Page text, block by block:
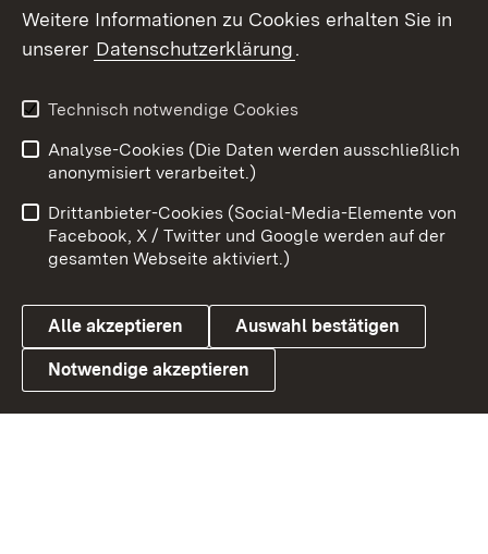
X / Twitter
Youtube
Link zum Landesportal
Impressum
Kontakt
Barrierefreiheit
Datenschutz
Cookies
Weitere Informationen zu Cookies erhalten Sie in
unserer Datenschutzerklärung.
Technisch notwendige Cookies
Analyse-Cookies (Die Daten werden ausschließlich
anonymisiert verarbeitet.)
Drittanbieter-Cookies (Social-Media-Elemente von
Facebook, X / Twitter und Google werden auf der
gesamten Webseite aktiviert.)
Alle akzeptieren Auswahl bestätigen
Notwendige akzeptieren